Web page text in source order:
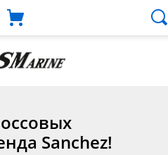
Sanchez!